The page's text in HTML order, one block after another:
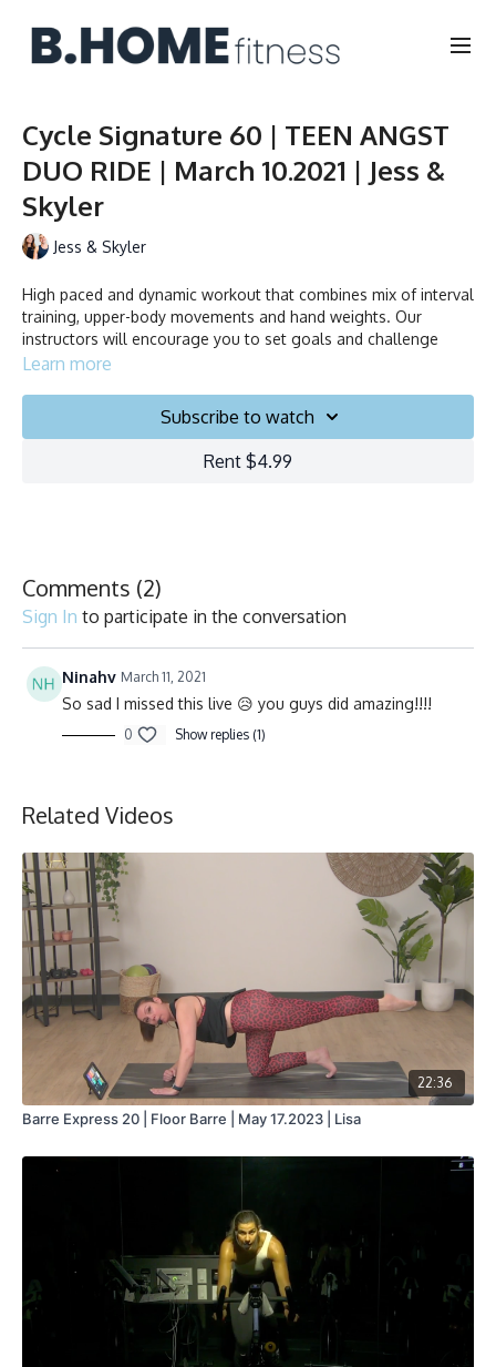
Cycle Signature 60 | TEEN ANGST
DUO RIDE | March 10.2021 | Jess &
Skyler
Jess & Skyler
High paced and dynamic workout that combines mix of interval
training, upper-body movements and hand weights. Our
instructors will encourage you to set goals and challenge
yourself. Ride to the beat, dance, smile and test your limits.
intensité, combinant un mélange d'entraînement par
intervalles, d’exercices du haut du corps et de musculation des
bras. Nos instructeurs vous encourageront à fixer des objectifs
Duration/Durée: 60 minutes
English/Français
Stationary bike/Vélo stationnaire
Collection
Learn more
Subscribe to watch
Rent $4.99
Comments (2)
Sign In to participate in the conversation
Ninahv March 11, 2021
So sad I missed this live 😥 you guys did amazing!!!!
0 Show replies (1)
Related Videos
22:36
Barre Express 20 | Floor Barre | May 17.2023 | Lisa